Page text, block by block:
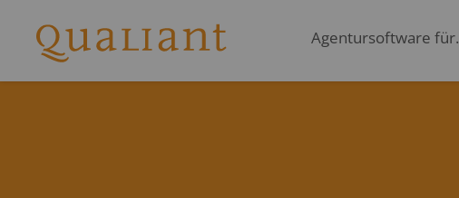
Agentursoftware